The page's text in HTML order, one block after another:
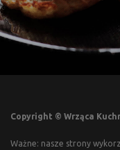
Copyright © Wrząca
Ważne: nasze strony